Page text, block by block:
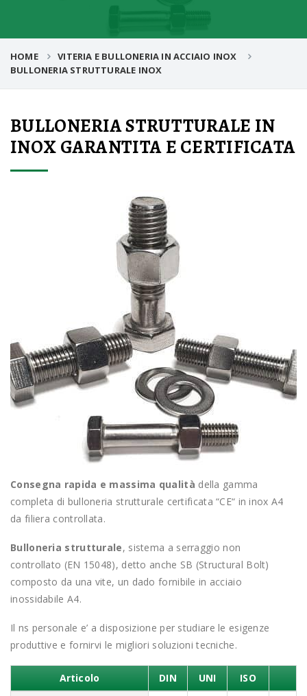
HOME
VITERIA E BULLONERIA IN ACCIAIO INOX
BULLONERIA STRUTTURALE INOX
BULLONERIA STRUTTURALE IN
INOX GARANTITA E CERTIFICATA
Consegna rapida e massima qualità della gamma
completa di bulloneria strutturale certificata “CE“ in inox A4
da filiera controllata.
Bulloneria strutturale, sistema a serraggio non
controllato (EN 15048), detto anche SB (Structural Bolt)
composto da una vite, un dado fornibile in acciaio
inossidabile A4.
Il ns personale e’ a disposizione per studiare le esigenze
produttive e fornirvi le migliori soluzioni tecniche.
Articolo DIN UNI
ISO